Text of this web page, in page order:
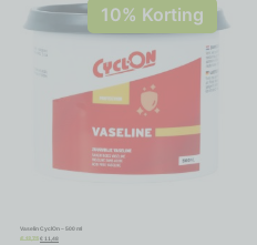
10% Korting
Vaselin CyclOn – 500 ml
12,75 €11,48